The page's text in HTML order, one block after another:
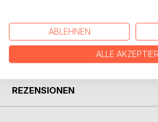
AUTOR/IN
REZENSIONEN
ABLEHNEN
ALLE